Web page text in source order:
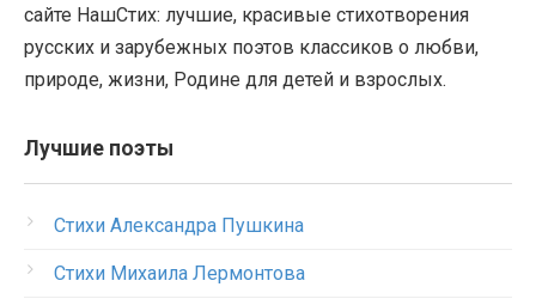
сайте НашСтих: лучшие, красивые стихотворения
русских и зарубежных поэтов классиков о любви,
природе, жизни, Родине для детей и взрослых.
Лучшие поэты
Стихи Александра Пушкина
Стихи Михаила Лермонтова